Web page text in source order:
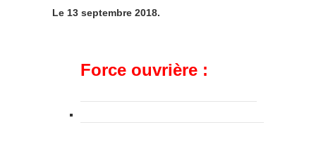
Le 13 septembre 2018.
Force ouvrière :